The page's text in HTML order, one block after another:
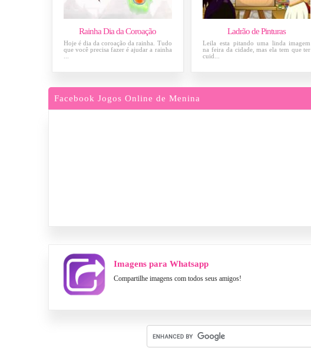
Rainha Dia da Coroação
Hoje é dia da coroação da rainha. Tudo
que você precisa fazer é ajudar a rainha
Ladrão de Pinturas
Leila esta pitando uma linda imagem
na feira da cidade, mas ela tem que ter
cuid...
Facebook Jogos Online de Menina
Imagens para Whatsapp
Compartilhe imagens com todos seus amigos!